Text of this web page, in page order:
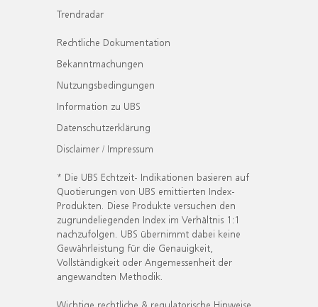
Trendradar
Rechtliche Dokumentation
Bekanntmachungen
Nutzungsbedingungen
Information zu UBS
Datenschutzerklärung
Disclaimer / Impressum
* Die UBS Echtzeit- Indikationen basieren auf
Quotierungen von UBS emittierten Index-
Produkten. Diese Produkte versuchen den
zugrundeliegenden Index im Verhältnis 1:1
nachzufolgen. UBS übernimmt dabei keine
Gewährleistung für die Genauigkeit,
Vollständigkeit oder Angemessenheit der
angewandten Methodik.